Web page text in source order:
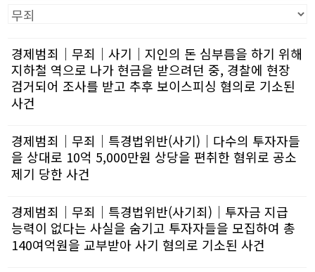
경제범죄│무죄│사기│지인의 돈 심부름을 하기 위해
지하철 역으로 나가 현금을 받으려던 중, 경찰에 현장
검거되어 조사를 받고 추후 보이스피싱 혐의로 기소된
사건
경제범죄│무죄│특경법위반(사기)│다수의 투자자들
을 상대로 10억 5,000만원 상당을 편취한 혐위로 공소
제기 당한 사건
경제범죄│무죄│특경법위반(사기죄)│투자금 지급
능력이 없다는 사실을 숨기고 투자자들을 모집하여 총
140여억원을 교부받아 사기 혐의로 기소된 사건